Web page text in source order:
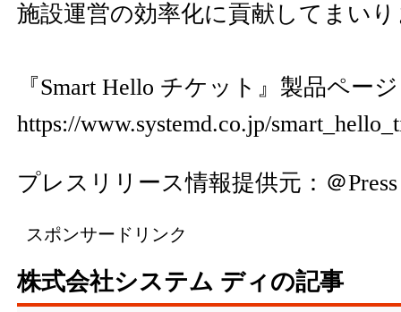
施設運営の効率化に貢献してまい
『Smart Hello チケット』製品ペー
https://www.systemd.co.jp/
プレスリリース情報提供元： ＠Press
スポンサードリンク
株式会社システム ディの記事